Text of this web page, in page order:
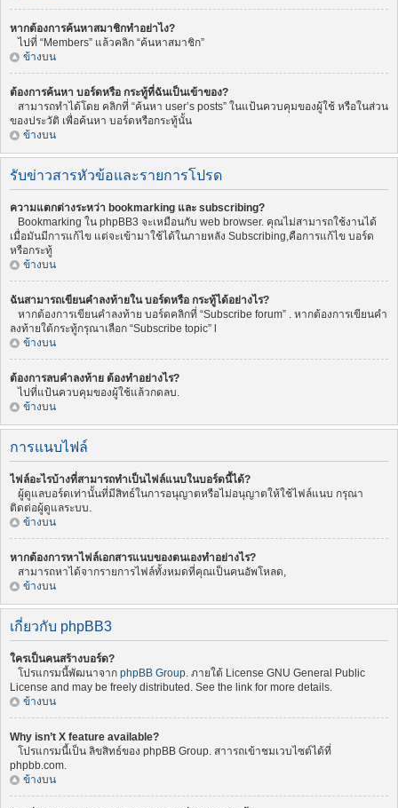
หากต้องการค้นหาสมาชิกทำอย่าไง?
ไปที่ “Members” แล้วคลิก “ค้นหาสมาชิก”
ข้างบน
ต้องการค้นหา บอร์ดหรือ กระทู้ที่ฉันเป็นเข้าของ?
สามารถทำได้โดย คลิกที่ “ค้นหา user’s posts” ในแป้นควบคุมของผู้ใช้ หรือในส่วน
ของประวัติ เพื่อค้นหา บอร์ดหรือกระทู้นั้น
ข้างบน
รับข่าวสารหัวข้อและรายการโปรด
ความแตกต่างระหว่า bookmarking และ subscribing?
Bookmarking ใน phpBB3 จะเหมือนกับ web browser. คุณไม่สามารถใช้งานได้
เมื่อมันมีการแก้ไข แต่จะเข้ามาใช้ได้ในภายหลัง Subscribing,คือการแก้ไข บอร์ด
หรือกระทู้
ข้างบน
ฉันสามารถเขียนคำลงท้ายใน บอร์ดหรือ กระทู้ได้อย่างไร?
หากต้องการเขียนคำลงท้าย บอร์ดคลิกที่ “Subscribe forum” . หากต้องการเขียนคำ
ลงท้ายใต้กระทู้กรุณาเลือก “Subscribe topic” l
ข้างบน
ต้องการลบคำลงท้าย ต้องทำอย่างไร?
ไปที่แป้นควบคุมของผู้ใช้แล้วกดลบ.
ข้างบน
การแนบไฟล์
ไฟล์อะไรบ้างที่สามารถทำเป็นไฟล์แนบในบอร์ดนี้ได้?
ผู้ดูแลบอร์ดเท่านั้นที่มีสิทธ์ในการอนุญาตหรือไม่อนุญาตให้ใช้ไฟล์แนบ กรุณา
ติดต่อผู้ดูแลระบบ.
ข้างบน
หากต้องการหาไฟล์เอกสารแนบของตนเองทำอย่างไร?
สามารถหาได้จากรายการไฟล์ทั้งหมดที่คุณเป็นคนอัพโหลด,
ข้างบน
เกี่ยวกับ phpBB3
ใครเป็นคนสร้างบอร์ด?
โปรแกรมนี้พัฒนาจาก phpBB Group. ภายใต้ License GNU General Public
License and may be freely distributed. See the link for more details.
ข้างบน
Why isn’t X feature available?
โปรแกรมนี้เป็น ลิขสิทธ์ของ phpBB Group. สาารถเข้าชมเวบไซต์ได้ที่
phpbb.com.
ข้างบน